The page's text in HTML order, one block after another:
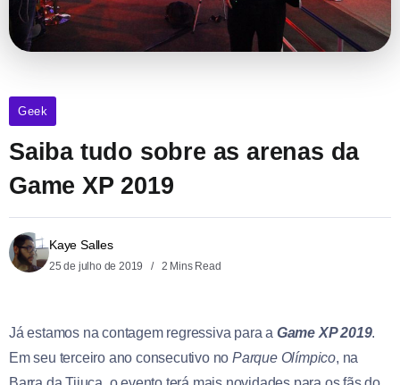
Geek
Saiba tudo sobre as arenas da
Game XP 2019
Kaye Salles
25 de julho de 2019 2 Mins Read
Já estamos na contagem regressiva para a Game XP 2019.
Em seu terceiro ano consecutivo noParque Olímpico, na